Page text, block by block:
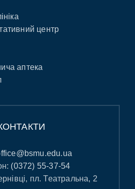
центр
аптека
(0372) 55-37-54
пл. Театральна, 2